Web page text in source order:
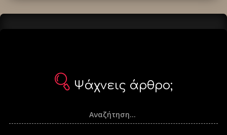
Ψάχνεις άρθρο;